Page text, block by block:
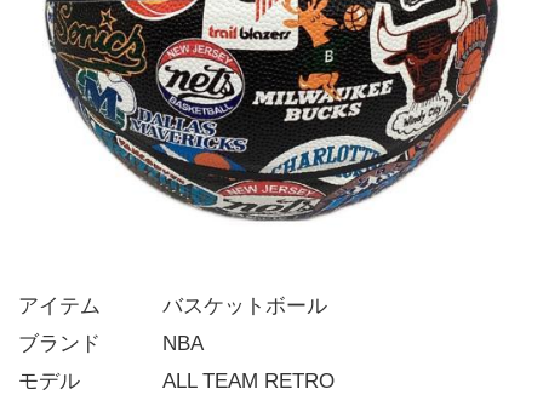
アイテム   バスケットボール
ブランド   NBA
モデル    ALL TEAM RETRO